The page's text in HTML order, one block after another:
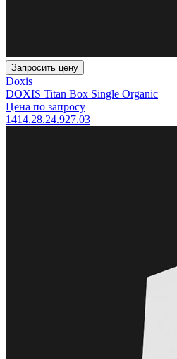
Запросить цену
Doxis
DOXIS Titan Box Single Organic
Цена по запросу
1414.28.24.927.03